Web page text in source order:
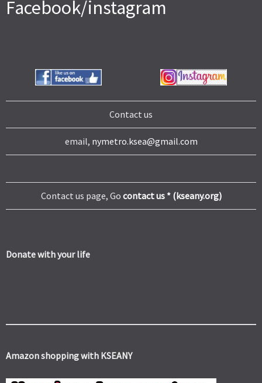
Facebook/instagram
Contact us
email, nymetro.ksea@gmail.com
Contact us page, Go contact us * (kseany.org)
Donate with your life
Amazon shopping with KSEANY